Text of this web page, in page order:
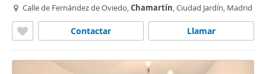
Calle de Fernández de Oviedo,Chamartín, Ciudad Jardín, Madrid
Llamar
Contactar